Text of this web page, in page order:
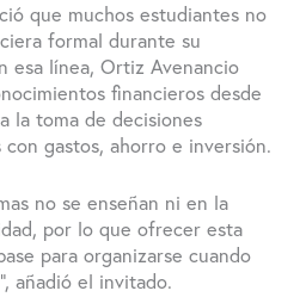
que muchos estudiantes no
formal durante su
esa línea, Ortiz Avenancio
financieros desde
la toma de decisiones
gastos, ahorro e inversión.
no se enseñan ni en la
por lo que ofrecer esta
para organizarse cuando
añadió el invitado.